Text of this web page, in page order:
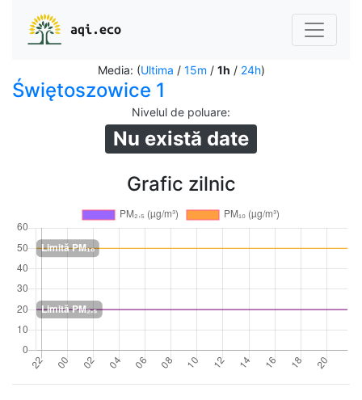
aqi.eco
Media: (Ultima / 15m / 1h / 24h)
Świętoszowice 1
Nivelul de poluare:
Nu există date
Grafic zilnic